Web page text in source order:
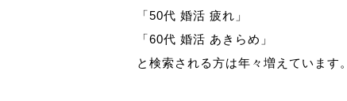
「50代 婚活 疲れ」
「60代 婚活 あきらめ」
と検索される方は年々増えています。